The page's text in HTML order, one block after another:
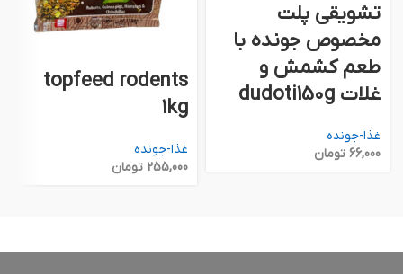
تشويقي پلت
مخصوص جونده با
طعم كشمش و
غلات dudoti150g
غذا-جونده
66,000 تومان
topfeed rodents
1kg
غذا-جونده
255,000 تومان